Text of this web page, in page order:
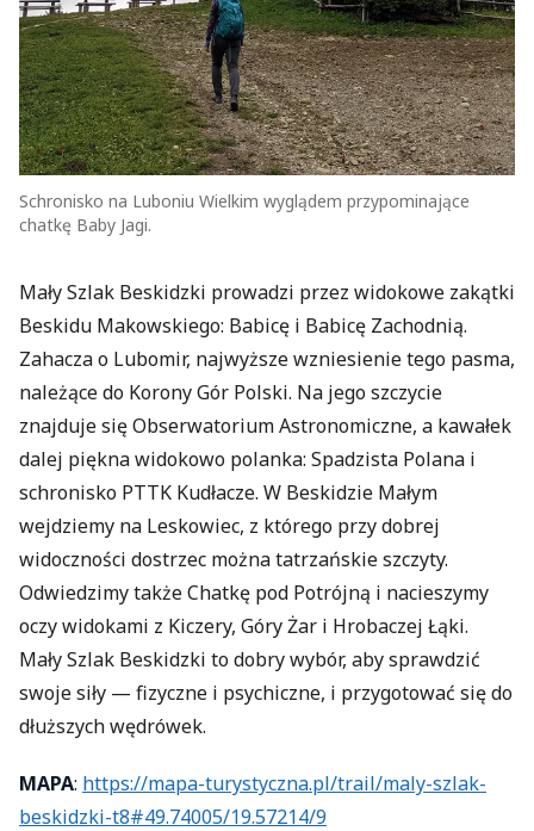
Schronisko na Luboniu Wielkim wyglądem przypominające
chatkę Baby Jagi.
Mały Szlak Beskidzki prowadzi przez widokowe zakątki
Beskidu Makowskiego: Babicę i Babicę Zachodnią.
Zahacza o Lubomir, najwyższe wzniesienie tego pasma,
należące do Korony Gór Polski. Na jego szczycie
znajduje się Obserwatorium Astronomiczne, a kawałek
dalej piękna widokowo polanka: Spadzista Polana i
schronisko PTTK Kudłacze. W Beskidzie Małym
wejdziemy na Leskowiec, z którego przy dobrej
widoczności dostrzec można tatrzańskie szczyty.
Odwiedzimy także Chatkę pod Potrójną i nacieszymy
oczy widokami z Kiczery, Góry Żar i Hrobaczej Łąki.
Mały Szlak Beskidzki to dobry wybór, aby sprawdzić
swoje siły — fizyczne i psychiczne, i przygotować się do
dłuższych wędrówek.
MAPA: https://mapa-turystyczna.pl/trail/maly-szlak-
beskidzki-t8#49.74005/19.57214/9